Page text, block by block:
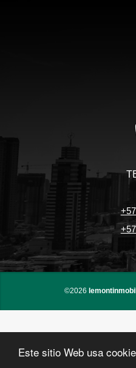
Este sitio Web usa
©2026